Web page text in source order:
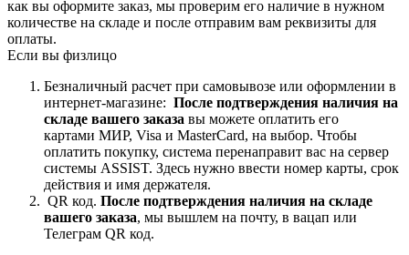
как вы оформите заказ, мы проверим его наличие в нужном
количестве на складе и после отправим вам реквизиты для
оплаты.
Если вы физлицо
Безналичный расчет при самовывозе или оформлении в
интернет-магазине: После подтверждения наличия на
складе вашего заказа вы можете оплатить его
картами МИР, Visa и MasterCard, на выбор. Чтобы
оплатить покупку, система перенаправит вас на сервер
системы ASSIST. Здесь нужно ввести номер карты, срок
действия и имя держателя.
QR код. После подтверждения наличия на складе
вашего заказа, мы вышлем на почту, в вацап или
Телеграм QR код.